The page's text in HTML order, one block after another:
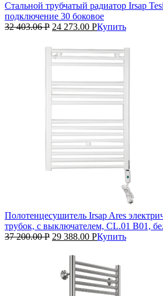
Стальной трубчатый радиатор Irsap
подключение 30 боковое
32 403.06Р 24 273.00 РКупить
Полотенцесушитель Irsap Ares
трубок, с выключателем, CL.01 B01,
37 200.00Р 29 388.00 РКупить